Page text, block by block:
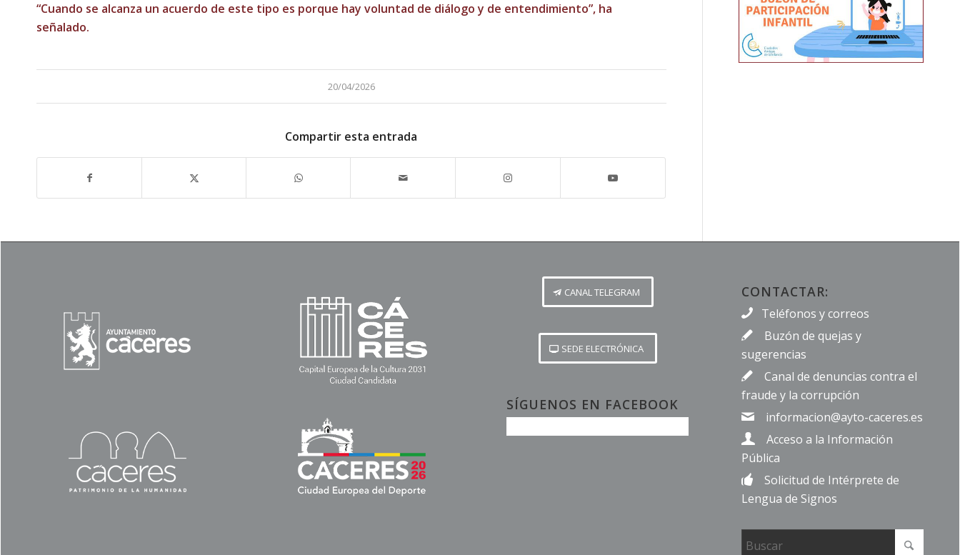
“Cuando se alcanza un acuerdo de este tipo es porque hay voluntad de diálogo y de entendimiento”, ha
señalado.
20/04/2026
Compartir esta entrada
CANAL TELEGRAM
SEDE ELECTRÓNICA
SÍGUENOS EN FACEBOOK
CONTACTAR:
Teléfonos y correos
Buzón de quejas y
sugerencias
Canal de denuncias contra el
fraude y la corrupción
informacion@ayto-caceres.es
Acceso a la Información
Pública
Solicitud de Intérprete de
Lengua de Signos